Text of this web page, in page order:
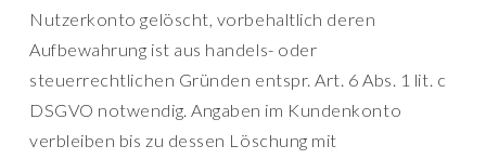
Nutzerkonto gelöscht, vorbehaltlich deren
Aufbewahrung ist aus handels- oder
steuerrechtlichen Gründen entspr. Art. 6 Abs. 1 lit. c
DSGVO notwendig. Angaben im Kundenkonto
verbleiben bis zu dessen Löschung mit